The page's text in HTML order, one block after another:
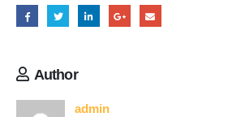
Author
admin